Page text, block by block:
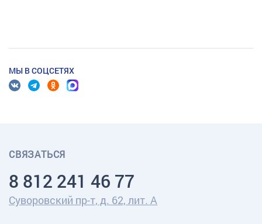
МЫ В СОЦСЕТЯХ
СВЯЗАТЬСЯ
8 812 241 46 77
Суворовский пр-т, д. 62, лит. А